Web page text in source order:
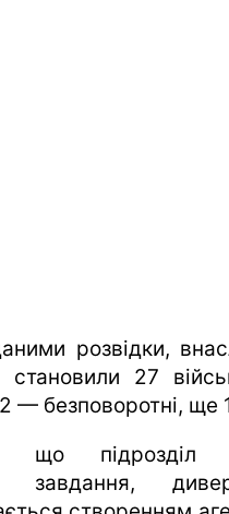
розвідки,
становили 27
— безповоротні, ще
що
завдання,